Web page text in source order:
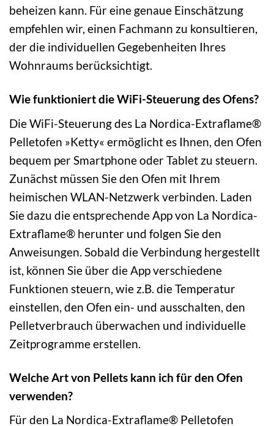
beheizen kann. Für eine genaue Einschätzung
empfehlen wir, einen Fachmann zu konsultieren,
der die individuellen Gegebenheiten Ihres
Wohnraums berücksichtigt.
Wie funktioniert die WiFi-Steuerung des Ofens?
Die WiFi-Steuerung des La Nordica-Extraflame®
Pelletofen »Ketty« ermöglicht es Ihnen, den Ofen
bequem per Smartphone oder Tablet zu steuern.
Zunächst müssen Sie den Ofen mit Ihrem
heimischen WLAN-Netzwerk verbinden. Laden
Sie dazu die entsprechende App von La Nordica-
Extraflame® herunter und folgen Sie den
Anweisungen. Sobald die Verbindung hergestellt
ist, können Sie über die App verschiedene
Funktionen steuern, wie z.B. die Temperatur
einstellen, den Ofen ein- und ausschalten, den
Pelletverbrauch überwachen und individuelle
Zeitprogramme erstellen.
Welche Art von Pellets kann ich für den Ofen
verwenden?
Für den La Nordica-Extraflame® Pelletofen